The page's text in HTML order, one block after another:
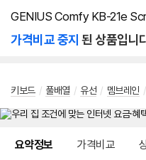
GENIUS Comfy KB-21e
가격비교 중지 된 상품입니
키보드 / 풀배열 / 유선 / 멤브레인 /
요약정보 가격비교